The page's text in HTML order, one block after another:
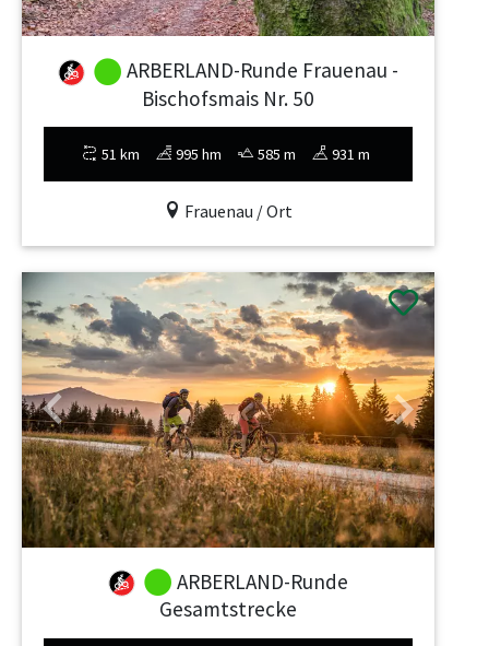
ARBERLAND-Runde Frauenau -
Bischofsmais Nr. 50
51 km 995 hm 585 m 931 m
Frauenau / Ort
Previous Next
ARBERLAND-Runde
Gesamtstrecke